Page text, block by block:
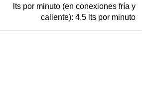
lts por minuto (en conexiones fría y
caliente): 4,5 lts por minuto